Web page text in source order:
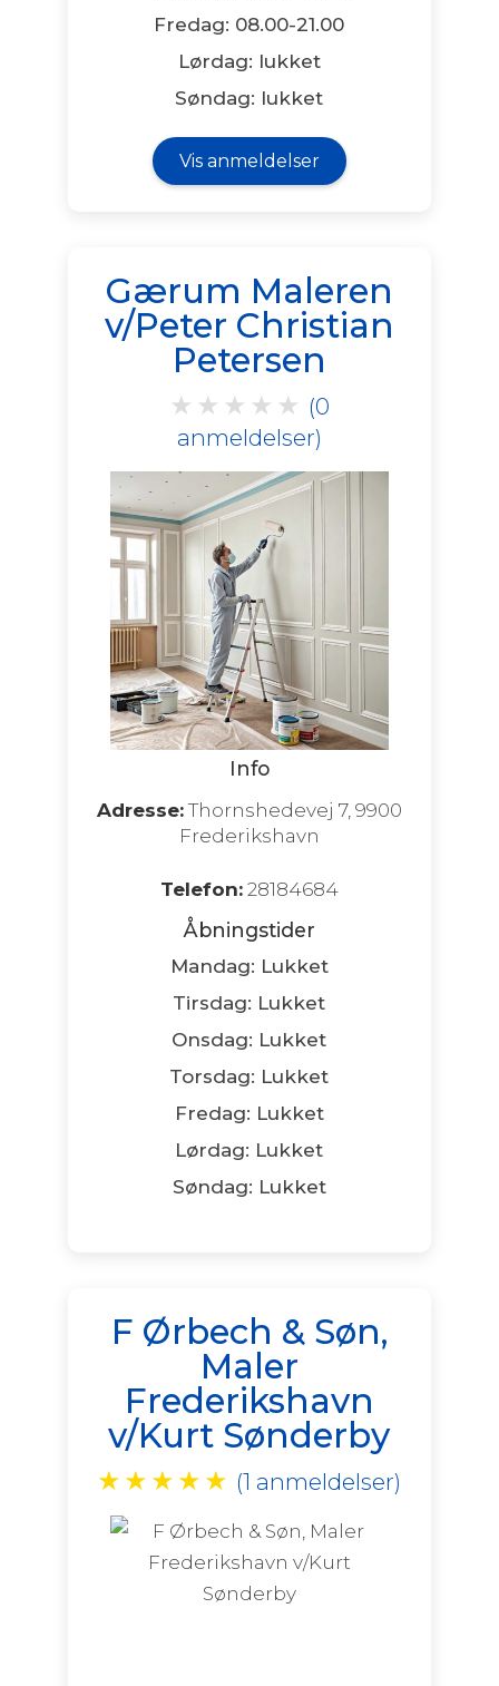
Fredag: 08.00-21.00
Lørdag: lukket
Søndag: lukket
Vis anmeldelser
Gærum Maleren
v/Peter Christian
Petersen
★ ★ ★ ★ ★ (0
anmeldelser)
Info
Adresse:Thornshedevej 7, 9900
Frederikshavn
Telefon:28184684
Åbningstider
Mandag: Lukket
Tirsdag: Lukket
Onsdag: Lukket
Torsdag: Lukket
Fredag: Lukket
Lørdag: Lukket
Søndag: Lukket
F Ørbech & Søn,
Maler
Frederikshavn
v/Kurt Sønderby
★ ★ ★ ★ ★ (1 anmeldelser)